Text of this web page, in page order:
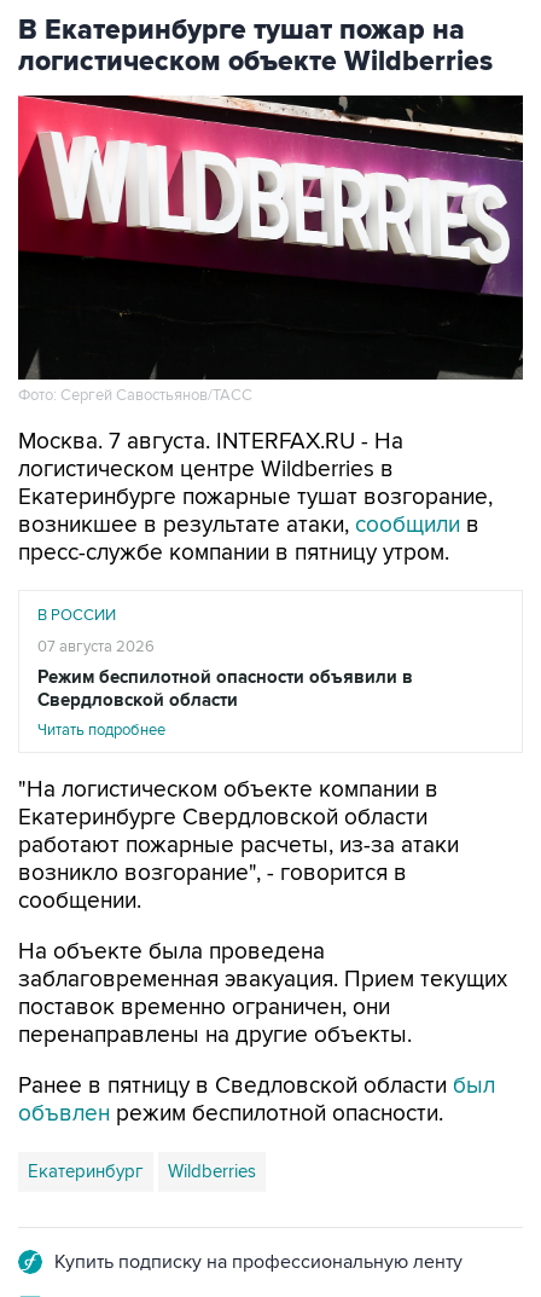
В Екатеринбурге тушат пожар на
логистическом объекте Wildberries
Фото: Сергей Савостьянов/ТАСС
Москва. 7 августа. INTERFAX.RU - На
логистическом центре Wildberries в
Екатеринбурге пожарные тушат возгорание,
возникшее в результате атаки, сообщили в
пресс-службе компании в пятницу утром.
В РОССИИ
07 августа 2026
Режим беспилотной опасности объявили в
Свердловской области
Читать подробнее
"На логистическом объекте компании в
Екатеринбурге Свердловской области
работают пожарные расчеты, из-за атаки
возникло возгорание", - говорится в
сообщении.
На объекте была проведена
заблаговременная эвакуация. Прием текущих
поставок временно ограничен, они
перенаправлены на другие объекты.
Ранее в пятницу в Сведловской области был
объвлен режим беспилотной опасности.
Екатеринбург Wildberries
Купить подписку на профессиональную ленту